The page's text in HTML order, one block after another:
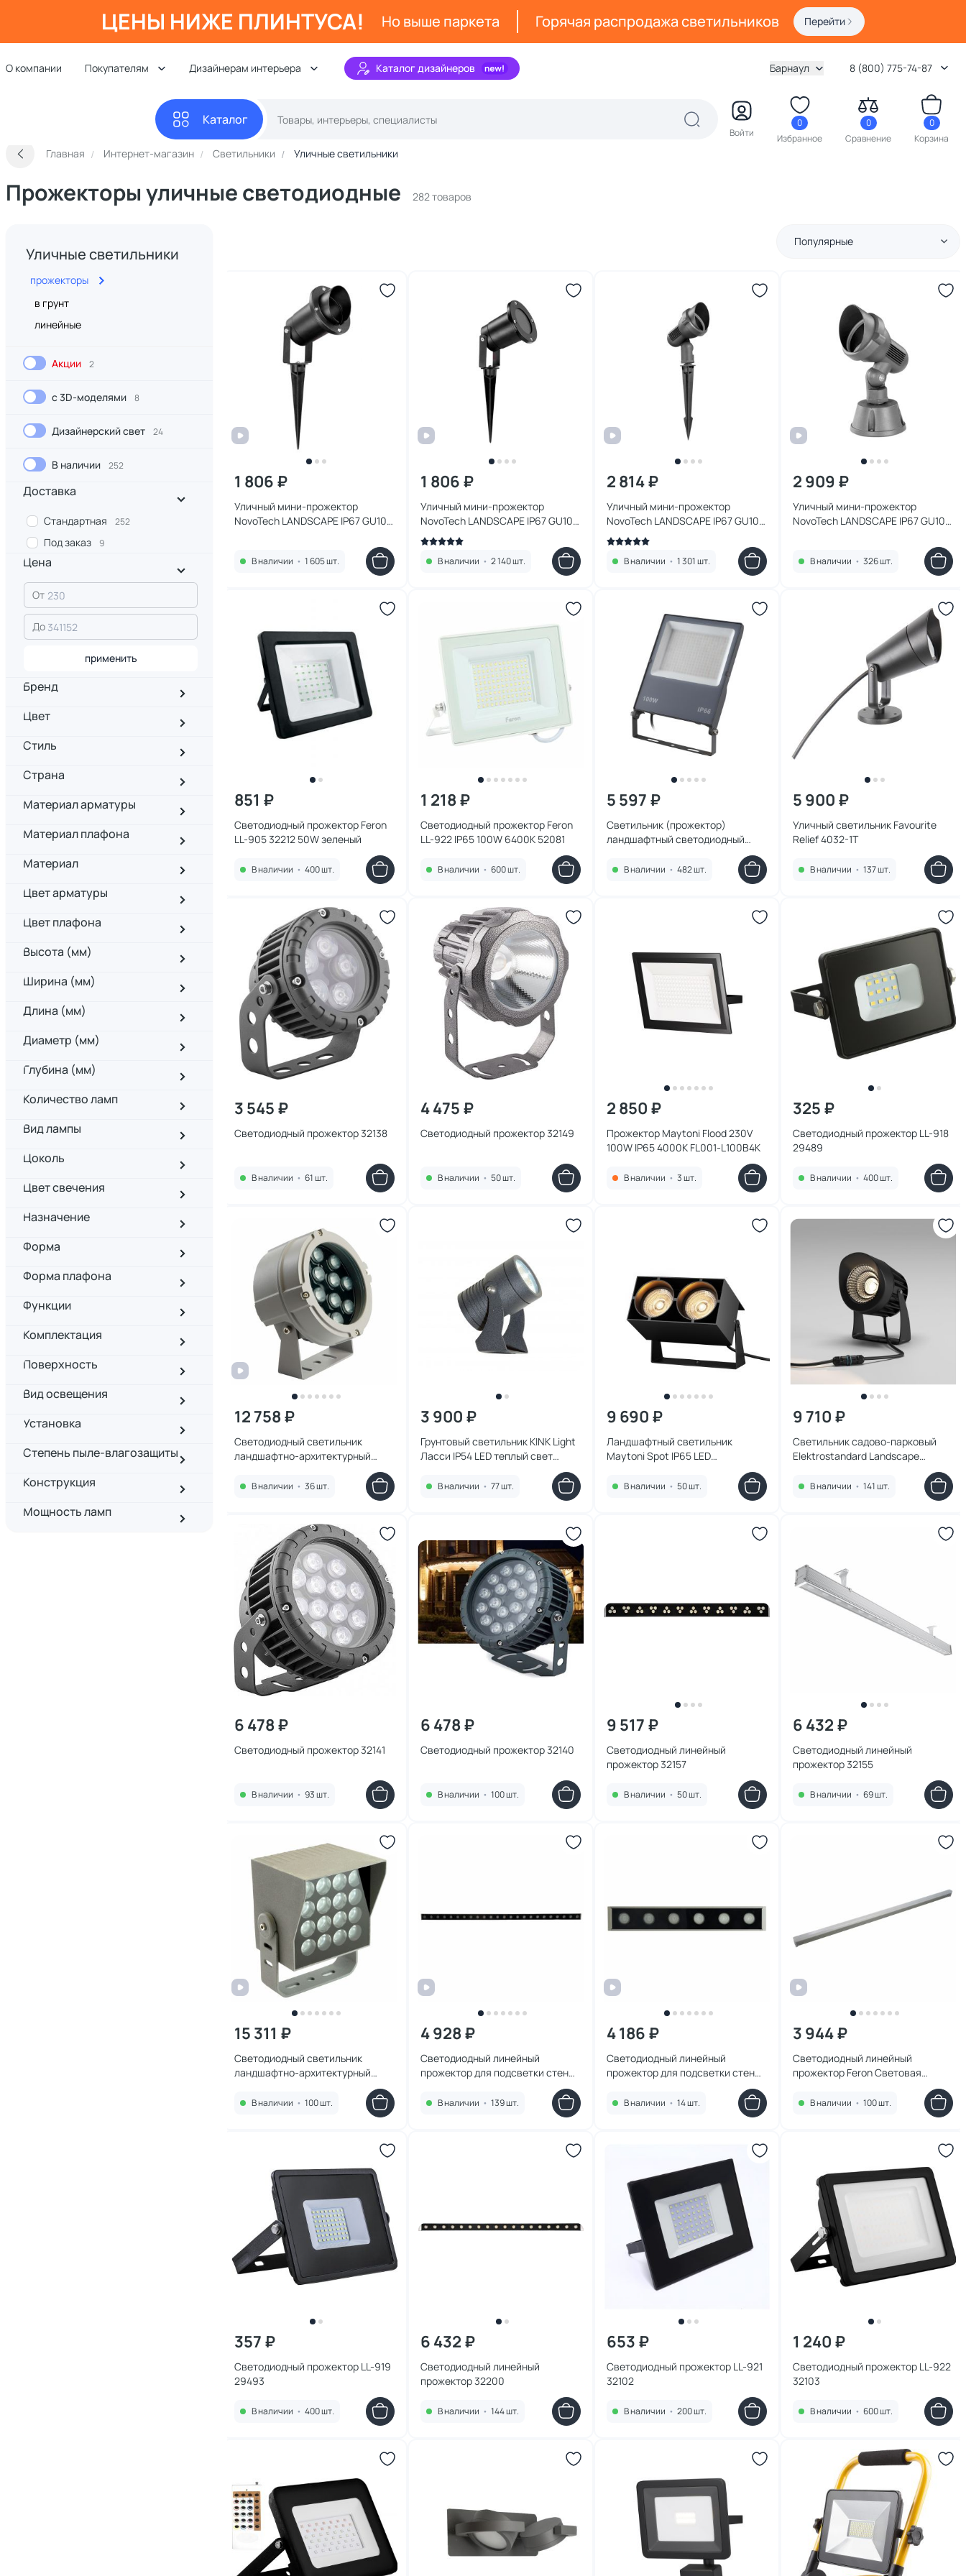
ЦЕНЫ НИЖЕ ПЛИНТУСА! Но выше паркета Горячая распродажа светильников Перейти
О компании Покупателям Дизайнерам интерьера Каталог дизайнеров Барнаул 8 (800) 775-74-87
Каталог
Войти
0
Избранное
0
Сравнение
0
Корзина
Главная Интернет-магазин Светильники Уличные светильники
Прожекторы уличные светодиодные 282 товаров
Уличные светильники
прожекторы
в грунт
линейные
Акции 2
с 3D-моделями 8
Дизайнерский свет 24
В наличии 252
Доставка
Стандартная 252
Под заказ 9
Цена
От
До
применить
Бренд
Цвет
Стиль
Страна
Материал арматуры
Материал плафона
Материал
Цвет арматуры
Цвет плафона
Высота (мм)
Ширина (мм)
Длина (мм)
Диаметр (мм)
Глубина (мм)
Количество ламп
Вид лампы
Цоколь
Цвет свечения
Назначение
Форма
Форма плафона
Функции
Комплектация
Поверхность
Вид освещения
Установка
Степень пыле-влагозащиты
Конструкция
Мощность ламп
Популярные
1 806 ₽
Уличный мини-прожектор
NovoTech LANDSCAPE IP67 GU10
В наличии • 1 605 шт.
1 806 ₽
Уличный мини-прожектор
NovoTech LANDSCAPE IP67 GU10
9W 369953 STREET
В наличии • 2 140 шт.
2 814 ₽
Уличный мини-прожектор
NovoTech LANDSCAPE IP67 GU10
9W 369956 STREET
В наличии • 1 301 шт.
2 909 ₽
Уличный мини-прожектор
NovoTech LANDSCAPE IP67 GU10
В наличии • 326 шт.
851 ₽
Светодиодный прожектор Feron
LL-905 32212 50W зеленый
В наличии • 400 шт.
1 218 ₽
Светодиодный прожектор Feron
LL-922 IP65 100W 6400K 52081
В наличии • 600 шт.
5 597 ₽
Светильник (прожектор)
ландшафтный светодиодный
NovoTech ARMIN IP66 LED 100W
4000K темно-серый 0,355 м
В наличии • 482 шт.
5 900 ₽
Уличный светильник Favourite
Relief 4032-1T
В наличии • 137 шт.
3 545 ₽
Светодиодный прожектор 32138
В наличии • 61 шт.
4 475 ₽
Светодиодный прожектор 32149
В наличии • 50 шт.
2 850 ₽
Прожектор Maytoni Flood 230V
100W IP65 4000K FL001-L100B4K
В наличии • 3 шт.
325 ₽
Светодиодный прожектор LL-918
29489
В наличии • 400 шт.
12 758 ₽
Светодиодный светильник
ландшафтно-архитектурный
Feron LL-899 DC24V 48W RGBW
IP65 0,175 м 52105
В наличии • 36 шт.
3 900 ₽
Грунтовый светильник KINK Light
Ласси IP54 LED теплый свет
В наличии • 77 шт.
9 690 ₽
Ландшафтный светильник
Maytoni Spot IP65 LED
O486FL-L10GF3K
В наличии • 50 шт.
9 710 ₽
Светильник садово-парковый
Elektrostandard Landscape
В наличии • 141 шт.
6 478 ₽
Светодиодный прожектор 32141
В наличии • 93 шт.
6 478 ₽
Светодиодный прожектор 32140
В наличии • 100 шт.
9 517 ₽
Светодиодный линейный
прожектор 32157
В наличии • 50 шт.
6 432 ₽
Светодиодный линейный
прожектор 32155
В наличии • 69 шт.
15 311 ₽
Светодиодный светильник
ландшафтно-архитектурный
6400K IP66 0,155 м 51703
В наличии • 100 шт.
4 928 ₽
Светодиодный линейный
прожектор для подсветки стен
Feron 2700K, 970*40*25mm, 24W
DC24V, IP65 51560
В наличии • 139 шт.
4 186 ₽
Светодиодный линейный
прожектор для подсветки стен
Feron 2700K, 250*40*25mm, 6W
DC24V, IP65 51564
В наличии • 14 шт.
3 944 ₽
Светодиодный линейный
прожектор Feron Световая
12W, DC24V, IP65 51568
В наличии • 100 шт.
357 ₽
Светодиодный прожектор LL-919
29493
В наличии • 400 шт.
6 432 ₽
Светодиодный линейный
прожектор 32200
В наличии • 144 шт.
653 ₽
Светодиодный прожектор LL-921
32102
В наличии • 200 шт.
1 240 ₽
Светодиодный прожектор LL-922
32103
В наличии • 600 шт.